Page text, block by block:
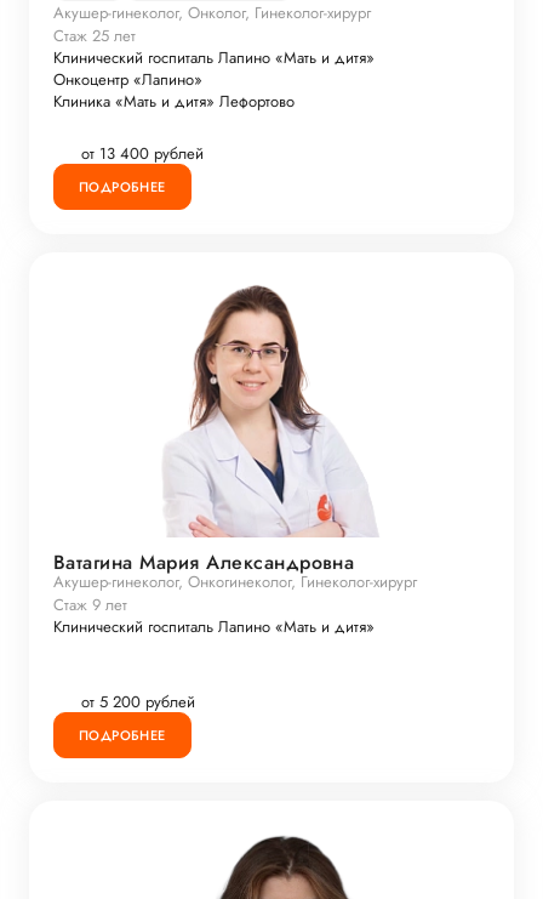
Акушер-гинеколог, Онколог, Гинеколог-хирург
Стаж 25 лет
Клинический госпиталь Лапино «Мать и дитя»
Онкоцентр «Лапино»
Клиника «Мать и дитя» Лефортово
от 13 400 рублей
ПОДРОБНЕЕ
Ватагина Мария Александровна
Акушер-гинеколог, Онкогинеколог, Гинеколог-хирург
Стаж 9 лет
Клинический госпиталь Лапино «Мать и дитя»
от 5 200 рублей
ПОДРОБНЕЕ